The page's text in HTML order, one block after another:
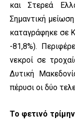
και Στερεά
Σημαντική
καταγράφηκε σε
-81,8%).
νεκροί σε
Δυτική
πέρυσι οι δύο
Το φετινό